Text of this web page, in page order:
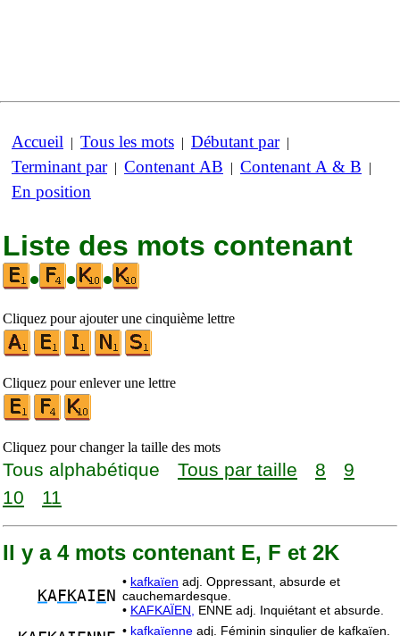
Accueil | Tous les mots | Débutant par|
Terminant par| Contenant AB | Contenant A & B |
En position
Liste des mots contenant
•
• •
Cliquez pour ajouter une cinquième lettre
Cliquez pour enlever une lettre
Cliquez pour changer la taille des mots
Tous alphabétique Tous par taille 8
9
10
11
Il y a 4 mots contenant E, F et 2K
KAFKAI E N
• kafkaïen adj. Oppressant, absurde et
cauchemardesque.
• KAFKAÏEN, ENNE adj. Inquiétant et absurde.
• kafkaïenne adj. Féminin singulier de kafkaïen.